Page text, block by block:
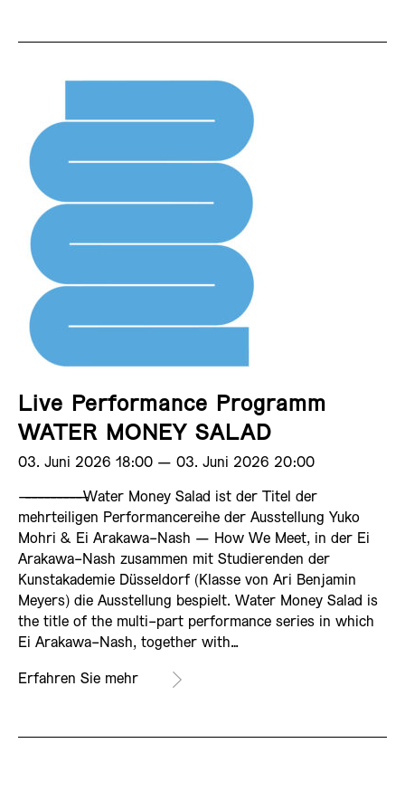
Live Performance Programm
WATER MONEY SALAD
03. Juni 2026 18:00 ­— 03. Juni 2026 20:00
——————————Water Money Salad ist der Titel der
mehrteiligen Performancereihe der Ausstellung Yuko
Mohri & Ei Arakawa-Nash — How We Meet, in der Ei
Arakawa-Nash zusammen mit Studierenden der
Kunstakademie Düsseldorf (Klasse von Ari Benjamin
Meyers) die Ausstellung bespielt. Water Money Salad is
the title of the multi-part performance series in which
Ei Arakawa-Nash, together with…
Erfahren Sie mehr